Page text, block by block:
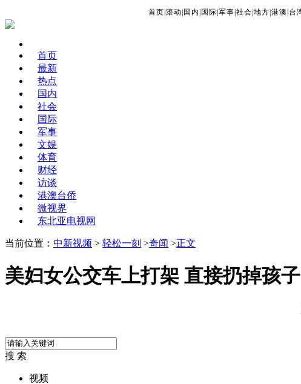
首页 滚动 国内 国际 军事 社会 地方 港澳 台
首页
最新
热点
国内
社会
国际
军事
文娱
体育
财经
访谈
港澳台侨
微视界
东北亚电视网
当前位置： 中新视频 > 轻松一刻 >奇闻 >正文
美妇女公交车上打架 直接扔掉孩子
搜 索
视频